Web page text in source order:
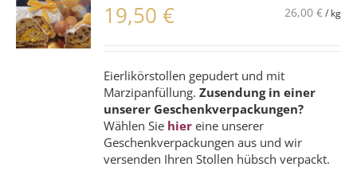
19,50€ 26,00 €/ kg
Eierlikörstollen gepudert und mit
Marzipanfüllung.Zusendung in einer
unserer Geschenkverpackungen?
Wählen Sie hier eine unserer
Geschenkverpackungen aus und wir
versenden Ihren Stollen hübsch verpackt.